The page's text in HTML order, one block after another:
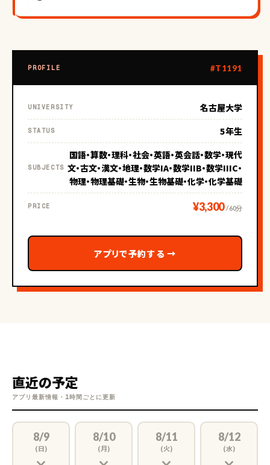
PROFILE #T1191
UNIVERSITY 名古屋大学
STATUS 5年生
SUBJECTS
国語・算数・理科・社会・英語・英会話・数学・現代
文・古文・漢文・地理・数学IA・数学IIB・数学IIIC・
物理・物理基礎・生物・生物基礎・化学・化学基礎
PRICE ¥3,300 / 60分
アプリで予約する →
直近の予定
アプリ最新情報・1時間ごとに更新
8/9
(日)
8/10
(月)
8/11
(火)
8/12
(水)